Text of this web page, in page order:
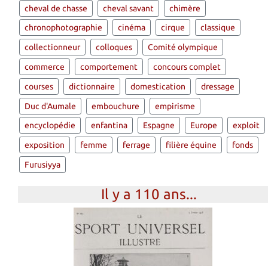
cheval de chasse cheval savant chimère
chronophotographie cinéma cirque classique
collectionneur colloques Comité olympique
commerce comportement concours complet
courses dictionnaire domestication dressage
Duc d'Aumale embouchure empirisme
encyclopédie enfantina Espagne Europe exploit
exposition femme ferrage filière équine fonds
Furusiyya
Il y a 110 ans...